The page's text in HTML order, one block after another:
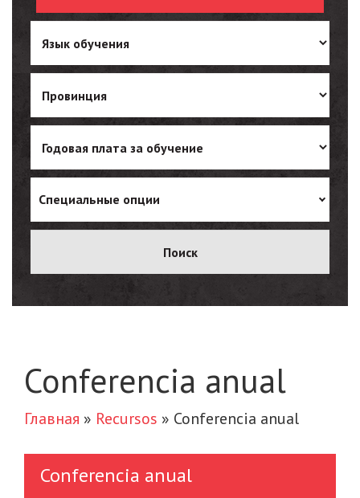
Ukrainian
Специальные опции
Conferencia anual
Главная » Recursos » Conferencia anual
Conferencia anual